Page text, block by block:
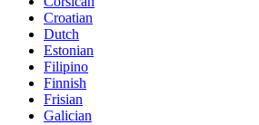
Croatian
Dutch
Estonian
Filipino
Finnish
Frisian
Galician